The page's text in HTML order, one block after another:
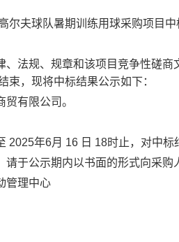
尔夫球队暑期训练用球采购项目
、法规、规章和该项目竞争性磋
束，现将中标结果公示如下：
有限公司。
2025年6月 16 日 18时止，对中标
请于公示期内以书面的形式向采
管理中心